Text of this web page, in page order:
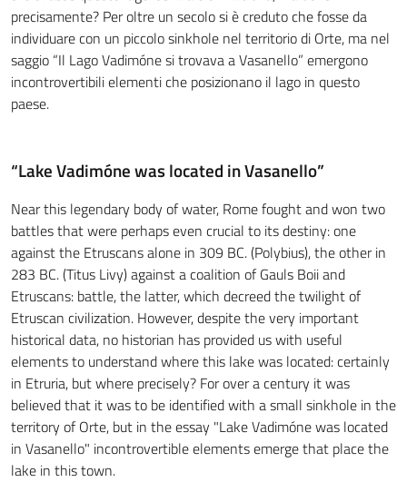
precisamente? Per oltre un secolo si è creduto che fosse da
individuare con un piccolo sinkhole nel territorio di Orte, ma nel
saggio “Il Lago Vadimóne si trovava a Vasanello” emergono
incontrovertibili elementi che posizionano il lago in questo
paese.
“Lake Vadimóne was located in Vasanello”
Near this legendary body of water, Rome fought and won two
battles that were perhaps even crucial to its destiny: one
against the Etruscans alone in 309 BC. (Polybius), the other in
283 BC. (Titus Livy) against a coalition of Gauls Boii and
Etruscans: battle, the latter, which decreed the twilight of
Etruscan civilization. However, despite the very important
historical data, no historian has provided us with useful
elements to understand where this lake was located: certainly
in Etruria, but where precisely? For over a century it was
believed that it was to be identified with a small sinkhole in the
territory of Orte, but in the essay "Lake Vadimóne was located
in Vasanello" incontrovertible elements emerge that place the
lake in this town.